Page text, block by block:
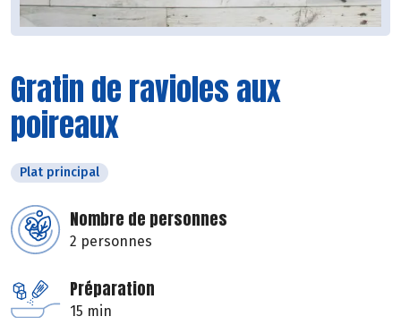
Gratin de ravioles aux
poireaux
Plat principal
Nombre de personnes
2 personnes
Préparation
15 min